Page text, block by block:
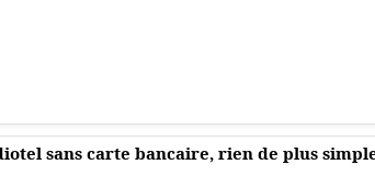
sans carte bancaire, rien de plus